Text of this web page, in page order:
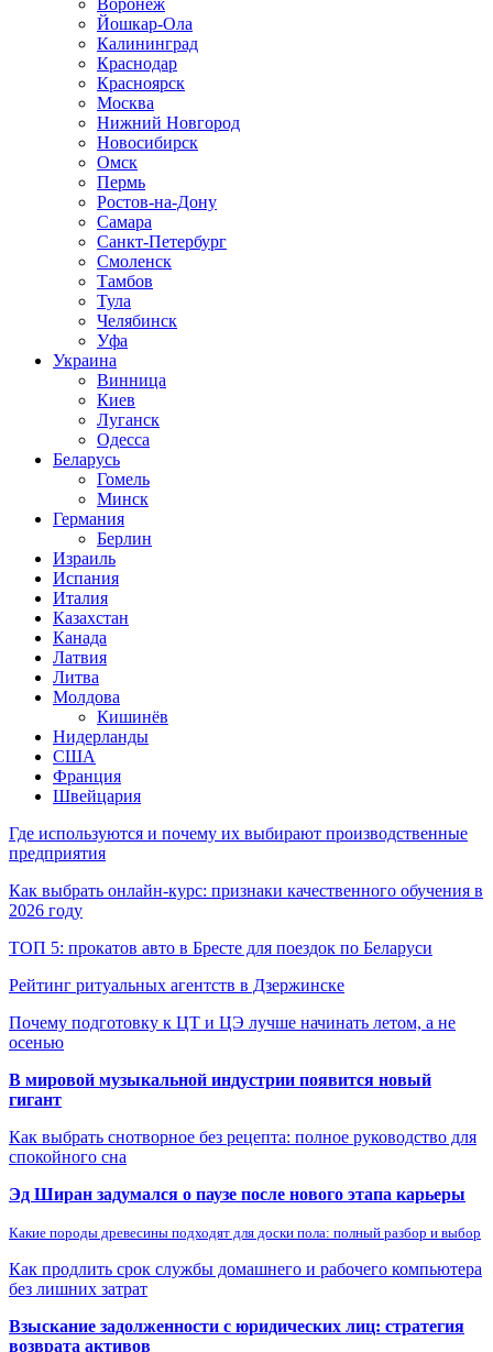
Воронеж
Йошкар-Ола
Калининград
Краснодар
Красноярск
Москва
Нижний Новгород
Новосибирск
Омск
Пермь
Ростов-на-Дону
Самара
Санкт-Петербург
Смоленск
Тамбов
Тула
Челябинск
Уфа
Украина
Винница
Киев
Луганск
Одесса
Беларусь
Гомель
Минск
Германия
Берлин
Израиль
Испания
Италия
Казахстан
Канада
Латвия
Литва
Молдова
Кишинёв
Нидерланды
США
Франция
Швейцария
Где используются и почему их выбирают производственные
предприятия
Как выбрать онлайн-курс: признаки качественного обучения в
2026 году
ТОП 5: прокатов авто в Бресте для поездок по Беларуси
Рейтинг ритуальных агентств в Дзержинске
Почему подготовку к ЦТ и ЦЭ лучше начинать летом, а не
осенью
В мировой музыкальной индустрии появится новый
гигант
Как выбрать снотворное без рецепта: полное руководство для
спокойного сна
Эд Ширан задумался о паузе после нового этапа карьеры
Какие породы древесины подходят для доски пола: полный разбор и выбор
Как продлить срок службы домашнего и рабочего компьютера
без лишних затрат
Взыскание задолженности с юридических лиц: стратегия
возврата активов